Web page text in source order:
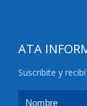
ATA
Suscribite y